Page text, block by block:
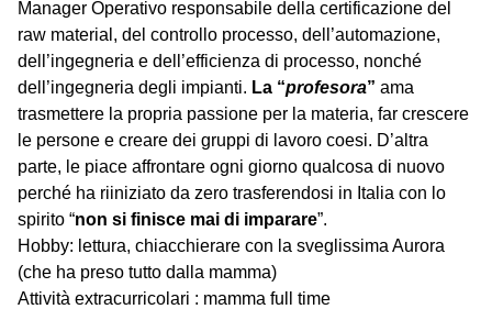
Manager Operativo responsabile della certificazione del
raw material, del controllo processo, dell’automazione,
dell’ingegneria e dell’efficienza di processo, nonché
dell’ingegneria degli impianti. La “profesora” ama
trasmettere la propria passione per la materia, far crescere
le persone e creare dei gruppi di lavoro coesi. D’altra
parte, le piace affrontare ogni giorno qualcosa di nuovo
perché ha riiniziato da zero trasferendosi in Italia con lo
spirito “non si finisce mai di imparare”.
Hobby: lettura, chiacchierare con la sveglissima Aurora
(che ha preso tutto dalla mamma)
Attività extracurricolari : mamma full time